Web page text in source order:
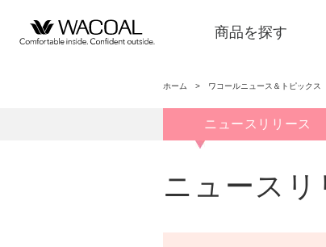
商品を探す
ホーム > ワコールニュース＆トピックス
ニュースリリース
ニュースリ